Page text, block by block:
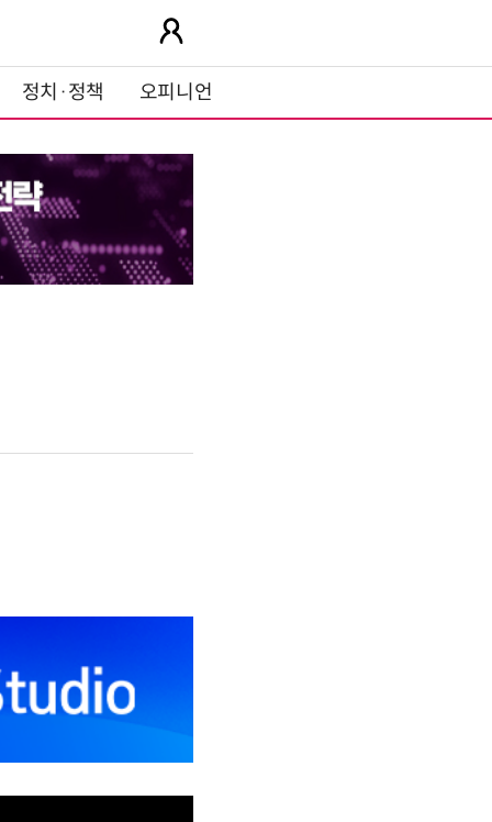
정치·정책 오피니언